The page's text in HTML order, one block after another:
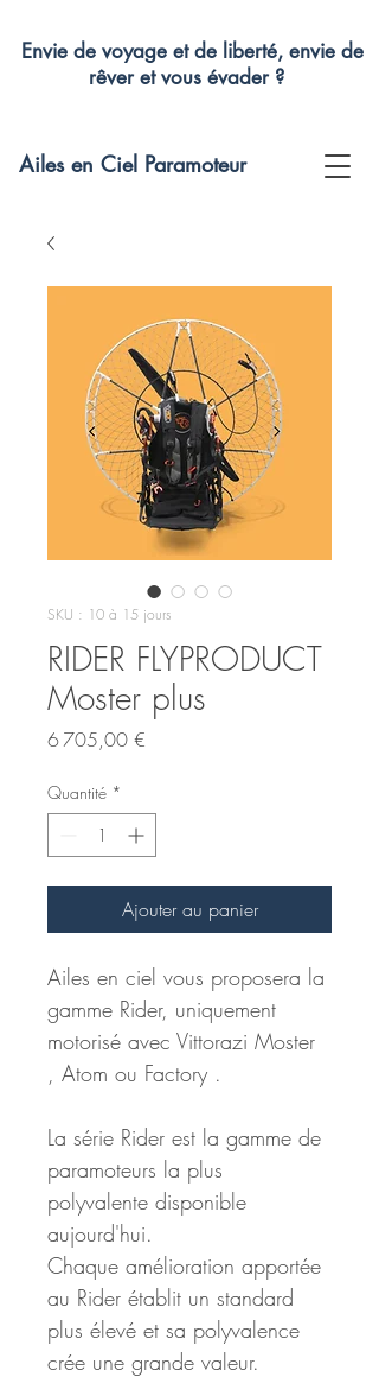
Ailes en Ciel Paramoteur
Envie de voyage et de liberté, envie de
rêver et vous évader ?
SKU : 10 à 15 jours
RIDER FLYPRODUCT
Moster plus
6 705,00 €
Quantité *
Ajouter au panier
Ailes en ciel vous proposera la
gamme Rider, uniquement
motorisé avec Vittorazi Moster
, Atom ou Factory .
La série Rider est la gamme de
paramoteurs la plus
polyvalente disponible
aujourd'hui.
Chaque amélioration apportée
au Rider établit un standard
plus élevé et sa polyvalence
crée une grande valeur.